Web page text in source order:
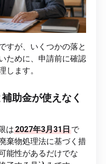
すが、いくつかの落と
ために、申請前に確認
します。
助金が使えなく
は2027年3月31日で
棄物処理法に基づく措
能性があるだけでな